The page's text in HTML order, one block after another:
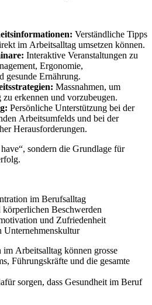
Verständliche Tipps
im Arbeitsalltag umsetzen können.
Interaktive Veranstaltungen zu
Ergonomie,
gesunde Ernährung.
Massnahmen, um
erkennen und vorzubeugen.
Persönliche Unterstützung bei der
Arbeitsumfelds und bei der
Herausforderungen.
sondern die Grundlage für
im Berufsalltag
Beschwerden
und Zufriedenheit
Unternehmenskultur
im Arbeitsalltag können grosse
Führungskräfte und die gesamte
sorgen, dass Gesundheit im Beruf